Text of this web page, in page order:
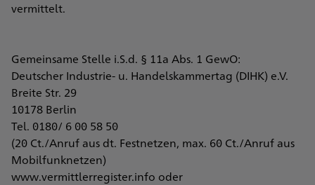
vermittelt.
Gemeinsame Stelle i.S.d. § 11a Abs. 1 GewO:
Deutscher Industrie- u. Handelskammertag (DIHK) e.V.
Breite Str. 29
10178 Berlin
Tel. 0180/ 6 00 58 50
(20 Ct./Anruf aus dt. Festnetzen, max. 60 Ct./Anruf aus
Mobilfunknetzen)
www.vermittlerregister.info oder